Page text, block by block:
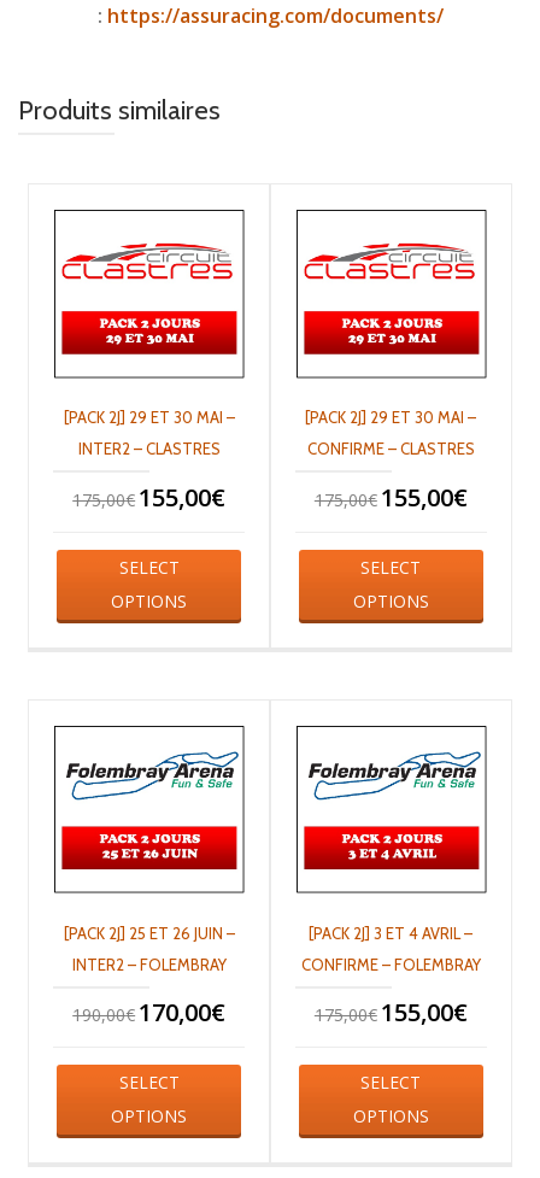
: https://assuracing.com/documents/
Produits similaires
[PACK 2J] 29 ET 30 MAI –
INTER2 – CLASTRES
175,00€ 155,00€
SELECT
OPTIONS
[PACK 2J] 29 ET 30 MAI –
CONFIRME – CLASTRES
175,00€ 155,00€
SELECT
OPTIONS
[PACK 2J] 25 ET 26 JUIN –
INTER2 – FOLEMBRAY
190,00€ 170,00€
SELECT
OPTIONS
[PACK 2J] 3 ET 4 AVRIL –
CONFIRME – FOLEMBRAY
175,00€ 155,00€
SELECT
OPTIONS